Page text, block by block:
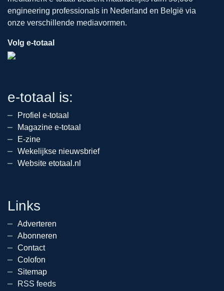
engineering professionals in Nederland en België via
onze verschillende mediavormen.
Volg e-totaal
e-totaal is:
Profiel e-totaal
Magazine e-totaal
E-zine
Wekelijkse nieuwsbrief
Website etotaal.nl
Links
Adverteren
Abonneren
Contact
Colofon
Sitemap
RSS feeds